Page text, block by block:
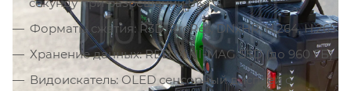
секунду при разрешении 8K
Форматы сжатия: R3D, ProRes, DNxHR, H.264, H.265
Хранение данных: RED MINI-MAG SSD (до 960 ГБ)
Видоискатель: OLED сенсорный дисплей с